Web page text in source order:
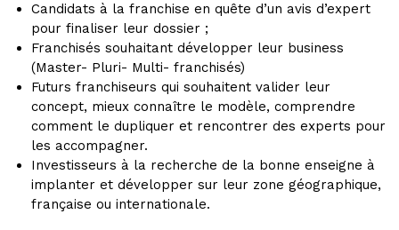
Candidats à la franchise en quête d’un avis d’expert
pour finaliser leur dossier ;
Franchisés souhaitant développer leur business
(Master- Pluri- Multi- franchisés)
Futurs franchiseurs qui souhaitent valider leur
concept, mieux connaître le modèle, comprendre
comment le dupliquer et rencontrer des experts pour
les accompagner.
Investisseurs à la recherche de la bonne enseigne à
implanter et développer sur leur zone géographique,
française ou internationale.